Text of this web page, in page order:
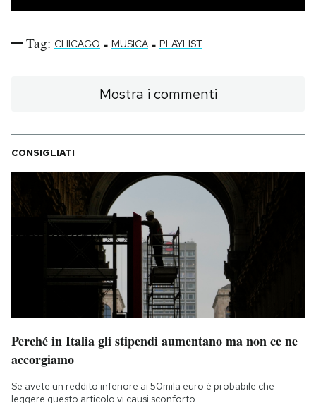
Tag: CHICAGO - MUSICA - PLAYLIST
Mostra i commenti
CONSIGLIATI
Perché in Italia gli stipendi aumentano ma non ce ne
accorgiamo
Se avete un reddito inferiore ai 50mila euro è probabile che
leggere questo articolo vi causi sconforto